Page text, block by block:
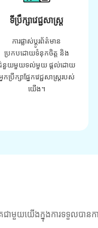
ទីប្រឹក្សាវេជ្ជសាស្ត្រ
ការផ្លាស់ប្តូរព័ត៌មាន
ប្រកបដោយទំនុកចិត្ត និង
នួយមួយទល់មួយ ផ្តល់ដោយ
នកប្រឹក្សាផ្នែកវេជ្ជសាស្រ្តរបស់
យើង។
យយើងក្នុងការទទួលបានក